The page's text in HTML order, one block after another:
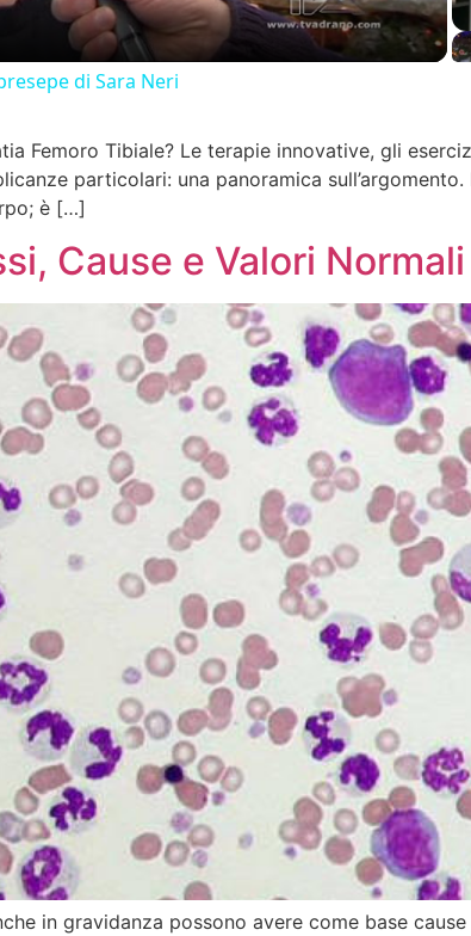
di Sara Neri
Femoro Tibiale? Le terapie innovative, gli
particolari: una panoramica
è […]
Cause e Valori Normali
in gravidanza possono avere come base